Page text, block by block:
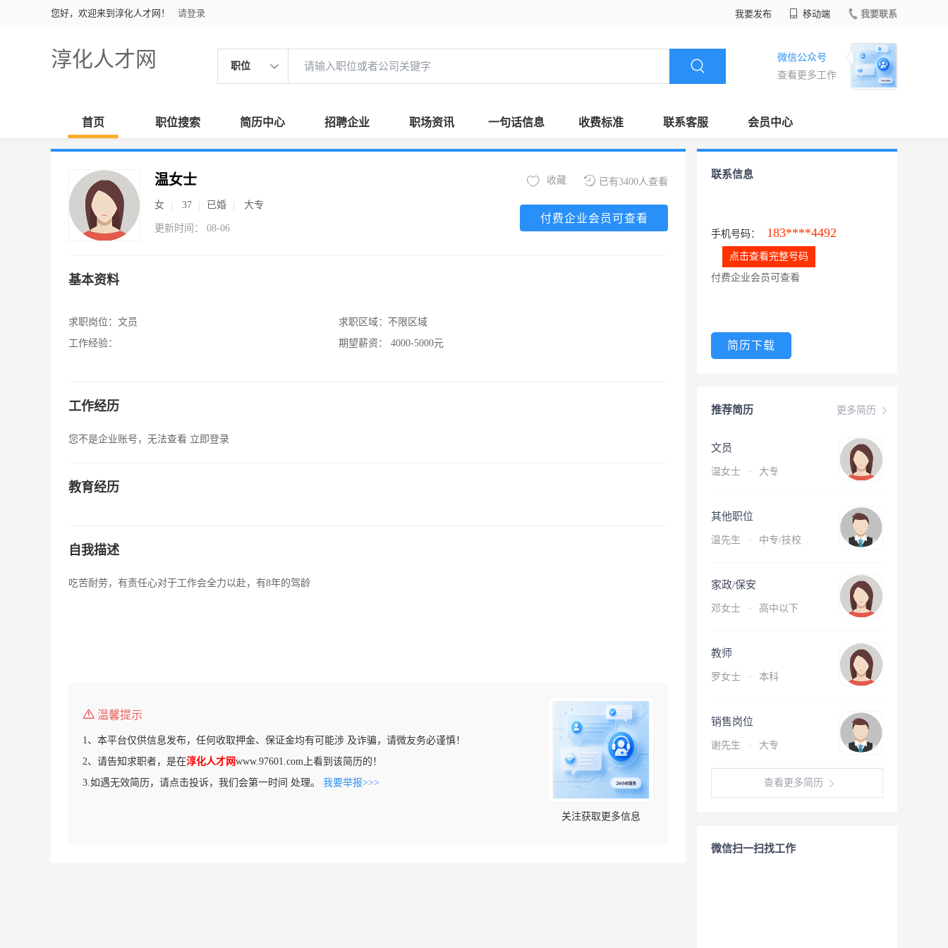
您好，欢迎来到淳化人才网！ 请登录 我要发布 移动端 我要联系
淳化人才网 职位
微信公众号
查看更多工作
首页 职位搜索 简历中心 招聘企业 职场资讯 一句话信息 收费标准 联系客服 会员中心
温女士
女 37 已婚 大专
更新时间： 08-06
已有3400人查看
收藏
付费企业会员可查看
基本资料
求职岗位： 文员
工作经验：
求职区域： 不限区域
期望薪资：
4000-5000元
工作经历
您不是企业账号，无法查看 立即登录
教育经历
自我描述
吃苦耐劳，有责任心对于工作会全力以赴，有8年的驾龄
温馨提示
1、本平台仅供信息发布，任何收取押金、保证金均有可能涉 及诈骗，请微友务必谨慎！
2、请告知求职者，是在淳化人才网www.97601.com上看到该简历的！
3.如遇无效简历，请点击投诉，我们会第一时间 处理。 我要举报>>>
关注获取更多信息
联系信息
手机号码： 183****4492
点击查看完整号码
付费企业会员可查看
简历下载
更多简历
推荐简历
文员
温女士 · 大专
其他职位
温先生 · 中专/技校
家政/保安
邓女士 · 高中以下
教师
罗女士 · 本科
销售岗位
谢先生 · 大专
查看更多简历
微信扫一扫找工作